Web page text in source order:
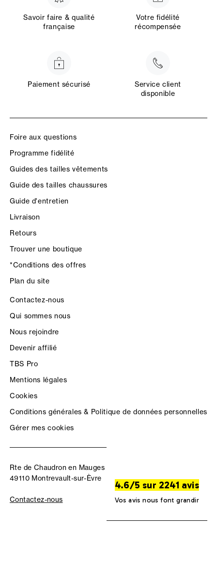
Savoir faire & qualité
française
Votre fidélité
récompensée
Paiement sécurisé
Service client
disponible
Foire aux questions
Programme fidélité
Guides des tailles vêtements
Guide des tailles chaussures
Guide d'entretien
Livraison
Retours
Trouver une boutique
*Conditions des offres
Plan du site
Contactez-nous
Qui sommes nous
Nous rejoindre
Devenir affilié
TBS Pro
Mentions légales
Cookies
Conditions générales & Politique de données personnelles
Gérer mes cookies
Rte de Chaudron en Mauges
49110 Montrevault-sur-Èvre
Contactez-nous
4.6/5 sur 2241 avis
Vos avis nous font grandir